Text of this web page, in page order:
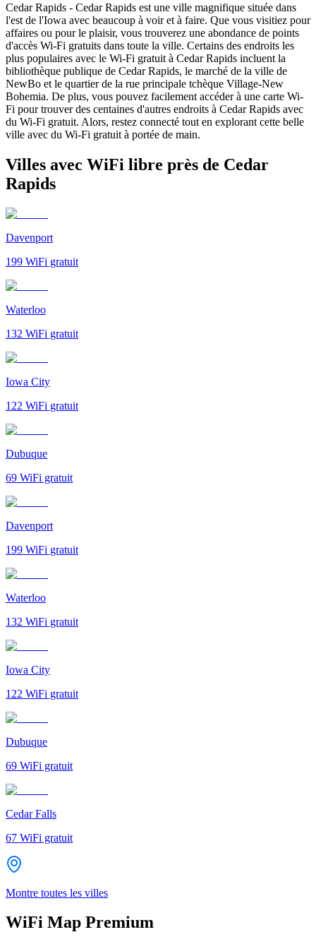
Cedar Rapids - Cedar Rapids est une ville magnifique située dans
l'est de l'Iowa avec beaucoup à voir et à faire. Que vous visitiez pour
affaires ou pour le plaisir, vous trouverez une abondance de points
d'accès Wi-Fi gratuits dans toute la ville. Certains des endroits les
plus populaires avec le Wi-Fi gratuit à Cedar Rapids incluent la
bibliothèque publique de Cedar Rapids, le marché de la ville de
NewBo et le quartier de la rue principale tchèque Village-New
Bohemia. De plus, vous pouvez facilement accéder à une carte Wi-
Fi pour trouver des centaines d'autres endroits à Cedar Rapids avec
du Wi-Fi gratuit. Alors, restez connecté tout en explorant cette belle
ville avec du Wi-Fi gratuit à portée de main.
Villes avec WiFi libre près de Cedar
Rapids
Davenport
199 WiFi gratuit
Waterloo
132 WiFi gratuit
Iowa City
122 WiFi gratuit
Dubuque
69 WiFi gratuit
Davenport
199 WiFi gratuit
Waterloo
132 WiFi gratuit
Iowa City
122 WiFi gratuit
Dubuque
69 WiFi gratuit
Cedar Falls
67 WiFi gratuit
Montre toutes les villes
WiFi Map Premium